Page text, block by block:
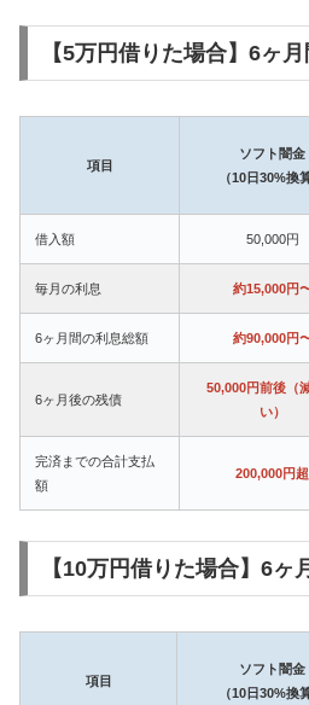
【5万円借りた場合】6ヶ
項目
ソフト闇金
（10日30%換
借入額 50,000円
毎月の利息 約15,000円
6ヶ月間の利息総額 約90,000円
6ヶ月後の残債
50,000円前後（
い）
完済までの合計支払
額
200,000円超
【10万円借りた場合】6ヶ
項目
ソフト闇金
（10日30%換